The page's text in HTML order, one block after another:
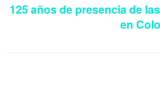
125 años de presencia de
en